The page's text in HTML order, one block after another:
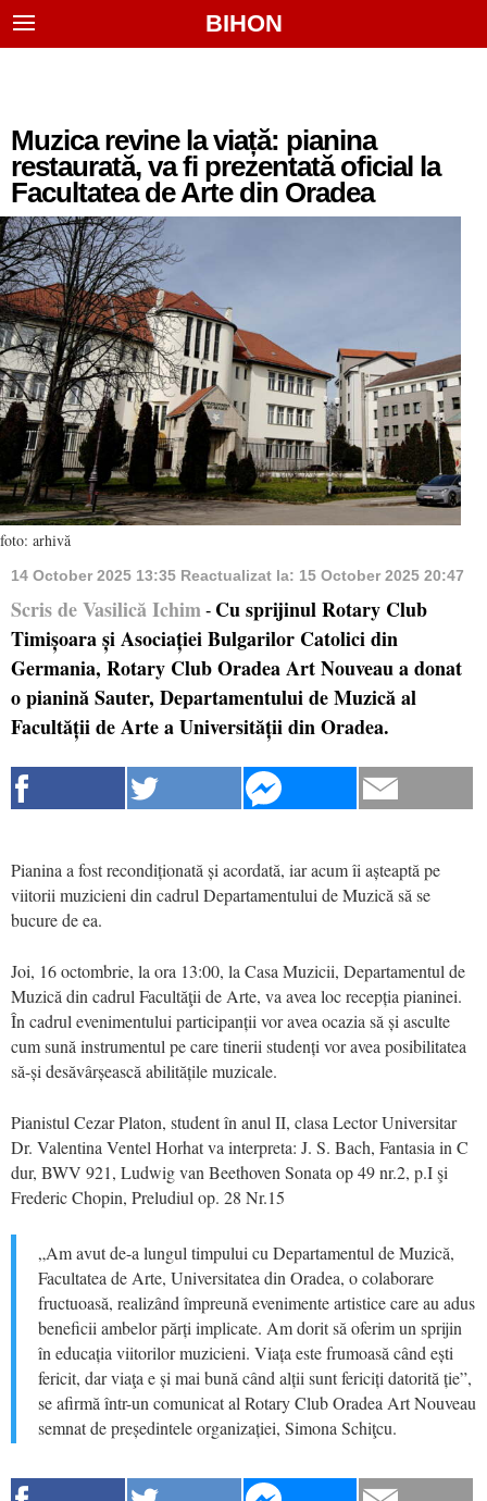
BIHON
Muzica revine la viață: pianina
restaurată, va fi prezentată oficial la
Facultatea de Arte din Oradea
foto: arhivă
14 October 2025 13:35 Reactualizat la: 15 October 2025 20:47
Scris de Vasilică Ichim - Cu sprijinul Rotary Club
Timișoara și Asociației Bulgarilor Catolici din
Germania, Rotary Club Oradea Art Nouveau a donat
o pianină Sauter, Departamentului de Muzică al
Facultății de Arte a Universității din Oradea.
Pianina a fost recondiționată și acordată, iar acum îi așteaptă pe
viitorii muzicieni din cadrul Departamentului de Muzică să se
bucure de ea.
Joi, 16 octombrie, la ora 13:00, la Casa Muzicii, Departamentul de
Muzică din cadrul Facultăţii de Arte, va avea loc recepția pianinei.
În cadrul evenimentului participanții vor avea ocazia să și asculte
cum sună instrumentul pe care tinerii studenți vor avea posibilitatea
să-și desăvârșească abilitățile muzicale.
Pianistul Cezar Platon, student în anul II, clasa Lector Universitar
Dr. Valentina Ventel Horhat va interpreta: J. S. Bach, Fantasia in C
dur, BWV 921, Ludwig van Beethoven Sonata op 49 nr.2, p.I şi
Frederic Chopin, Preludiul op. 28 Nr.15
„Am avut de-a lungul timpului cu Departamentul de Muzică,
Facultatea de Arte, Universitatea din Oradea, o colaborare
fructuoasă, realizând împreună evenimente artistice care au adus
beneficii ambelor părți implicate. Am dorit să oferim un sprijin
în educația viitorilor muzicieni. Viața este frumoasă când ești
fericit, dar viaţa e și mai bună când alții sunt fericiți datorită ție”,
se afirmă într-un comunicat al Rotary Club Oradea Art Nouveau
semnat de președintele organizației, Simona Schiţcu.